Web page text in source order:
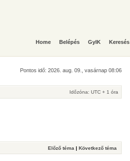
Home Belépés GyIK Keresés
Pontos idő: 2026. aug. 09., vasárnap 08:06
Időzóna: UTC + 1 óra
Előző téma | Következő téma